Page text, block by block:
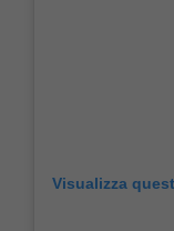
Visualizza